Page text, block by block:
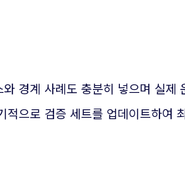
경계 사례도 충분히 넣으며 실제
으로 검증 세트를 업데이트하여